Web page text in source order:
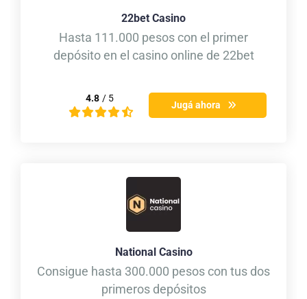
22bet Casino
Hasta 111.000 pesos con el primer
depósito en el casino online de 22bet
4.8 / 5
Jugá ahora
National Casino
Consigue hasta 300.000 pesos con tus dos
primeros depósitos